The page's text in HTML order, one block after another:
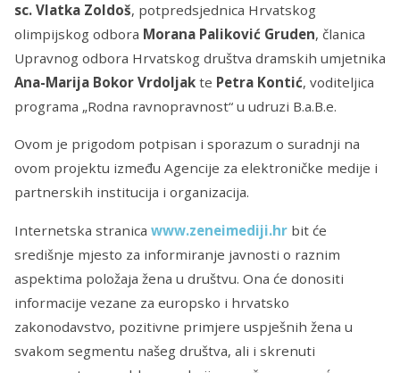
sc. Vlatka Zoldoš, potpredsjednica Hrvatskog
olimpijskog odbora Morana Paliković Gruden, članica
Upravnog odbora Hrvatskog društva dramskih umjetnika
Ana-Marija Bokor Vrdoljak te Petra Kontić, voditeljica
programa „Rodna ravnopravnost“ u udruzi B.a.B.e.
Ovom je prigodom potpisan i sporazum o suradnji na
ovom projektu između Agencije za elektroničke medije i
partnerskih institucija i organizacija.
Internetska stranica www.zeneimediji.hr bit će
središnje mjesto za informiranje javnosti o raznim
aspektima položaja žena u društvu. Ona će donositi
informacije vezane za europsko i hrvatsko
zakonodavstvo, pozitivne primjere uspješnih žena u
svakom segmentu našeg društva, ali i skrenuti